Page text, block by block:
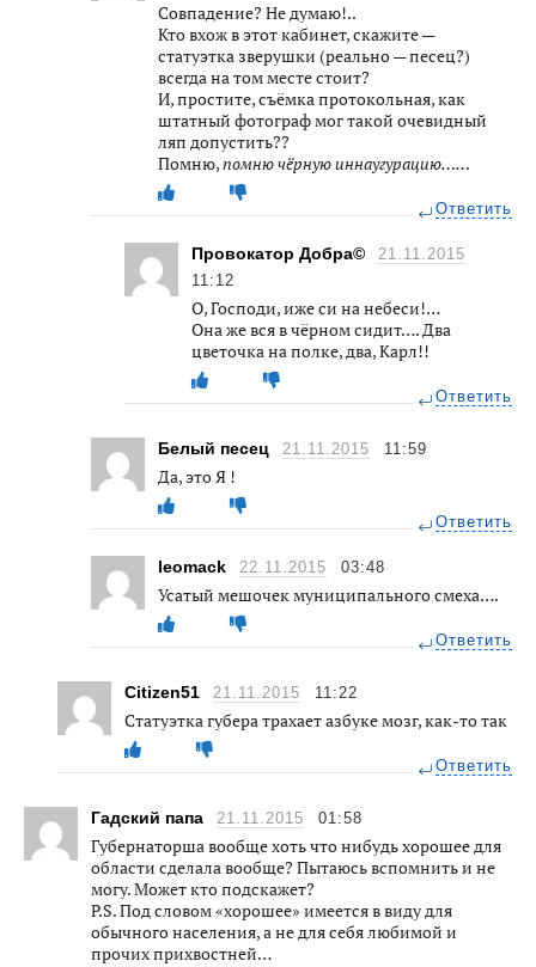
Совпадение? Не думаю!..
Кто вхож в этот кабинет, скажите —
статуэтка зверушки (реально — песец?)
всегда на том месте стоит?
И, простите, съёмка протокольная, как
штатный фотограф мог такой очевидный
ляп допустить??
Помню,помню чёрную иннаугурацию……
Ответить
Провокатор Добра©
21.11.2015
11:12
О, Господи, иже си на небеси!…
Она же вся в чёрном сидит…. Два
цветочка на полке, два, Карл!!
Ответить
Белый песец 21.11.2015 11:59
Да, это Я !
Ответить
leomack 22.11.2015 03:48
Усатый мешочек муниципального смеха….
Ответить
Citizen51 21.11.2015 11:22
Статуэтка губера трахает азбуке мозг, как-то так
Ответить
Гадский папа 21.11.2015 01:58
Губернаторша вообще хоть что нибудь хорошее для
области сделала вообще? Пытаюсь вспомнить и не
могу. Может кто подскажет?
P.S. Под словом «хорошее» имеется в виду для
обычного населения, а не для себя любимой и
прочих прихвостней…